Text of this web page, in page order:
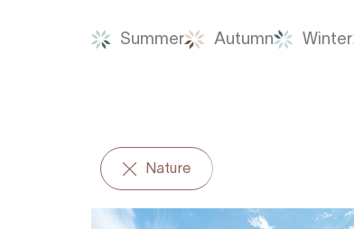
Summer Autumn Winter
Nature